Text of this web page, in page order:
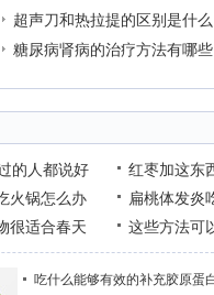
超声刀和热拉提的区别是什么
糖尿病肾病的治疗方法有哪些
的人都说好
火锅怎么办
很适合春天
红枣加这东
扁桃体发炎
这些方法可
吃什么能够有效的补充胶原蛋